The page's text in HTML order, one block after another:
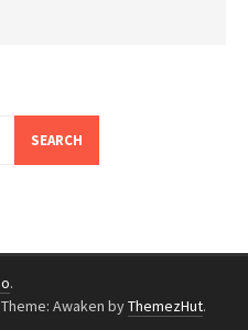
SEARCH
.
Theme: Awaken byThemezHut.